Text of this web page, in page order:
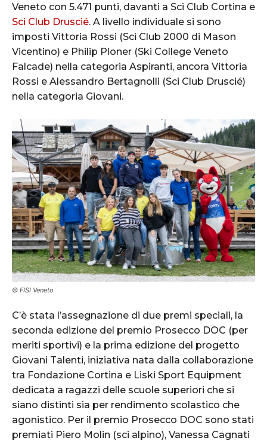
Veneto con 5.471 punti, davanti a Sci Club Cortina e
Sci Club Druscié. A livello individuale si sono
imposti Vittoria Rossi (Sci Club 2000 di Mason
Vicentino) e Philip Ploner (Ski College Veneto
Falcade) nella categoria Aspiranti, ancora Vittoria
Rossi e Alessandro Bertagnolli (Sci Club Druscié)
nella categoria Giovani.
© FISI Veneto
C’è stata l’assegnazione di due premi speciali, la
seconda edizione del premio Prosecco DOC (per
meriti sportivi) e la prima edizione del progetto
Giovani Talenti, iniziativa nata dalla collaborazione
tra Fondazione Cortina e Liski Sport Equipment
dedicata a ragazzi delle scuole superiori che si
siano distinti sia per rendimento scolastico che
agonistico. Per il premio Prosecco DOC sono stati
premiati Piero Molin (sci alpino), Vanessa Cagnati